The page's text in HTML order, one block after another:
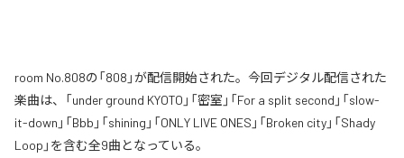
room No.808の「808」が配信開始された。今回デジタル配信された
楽曲は、「under ground KYOTO」「密室」「For a split second」「slow-
it-down」「Bbb」「shining」「ONLY LIVE ONES」「Broken city」「Shady
Loop」を含む全9曲となっている。